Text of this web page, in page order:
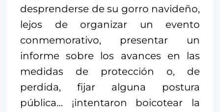
desprenderse de su gorro navideño,
lejos de organizar un evento
conmemorativo, presentar un
informe sobre los avances en las
medidas de protección o, de
perdida, fijar alguna postura
pública… ¡intentaron boicotear la